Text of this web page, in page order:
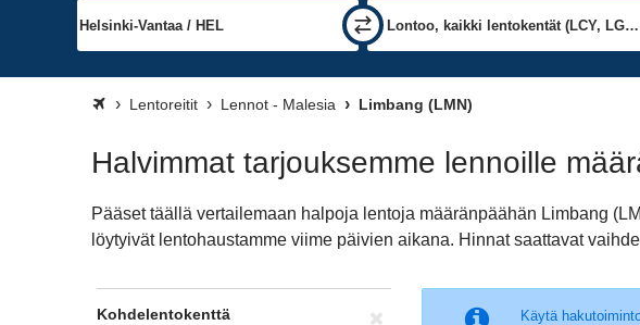
Lentoreitit Lennot - Malesia Limbang (LMN)
Halvimmat tarjouksemme lennoille
Pääset täällä vertailemaan halpoja lentoja määränpäähän Limbang
löytyivät lentohaustamme viime päivien aikana. Hinnat saattavat
Käytä
Kohdelentokenttä